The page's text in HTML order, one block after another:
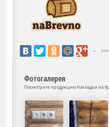
←
Фотогалерея
Посмотрите продукцию Накладки на